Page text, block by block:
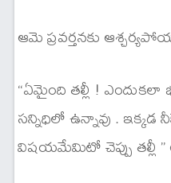
ఆమె ప్రవర్తనకు
“ఏమైంది తల్లీ !
సన్నిధిలో ఉన్నావు .
విషయమేమిటో చెప్పు తల్లీ